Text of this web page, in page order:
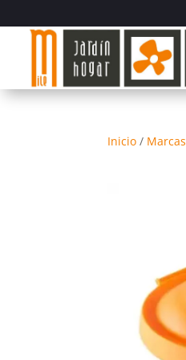
Inicio / Marcas